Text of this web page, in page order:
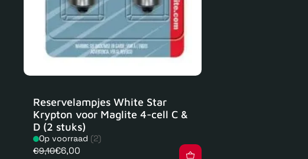
Reservelampjes White Star
Krypton voor Maglite 4-cell C &
D (2 stuks)
Op voorraad (2)
€9,10€6,00